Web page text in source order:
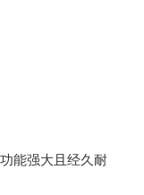
能强大且经久耐